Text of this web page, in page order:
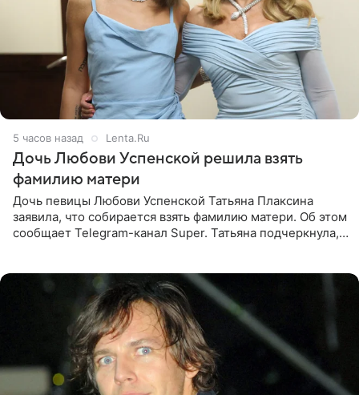
5 часов назад Lenta.Ru
Дочь Любови Успенской решила взять
фамилию матери
Дочь певицы Любови Успенской Татьяна Плаксина
заявила, что собирается взять фамилию матери. Об этом
сообщает Telegram-канал Super. Татьяна подчеркнула,